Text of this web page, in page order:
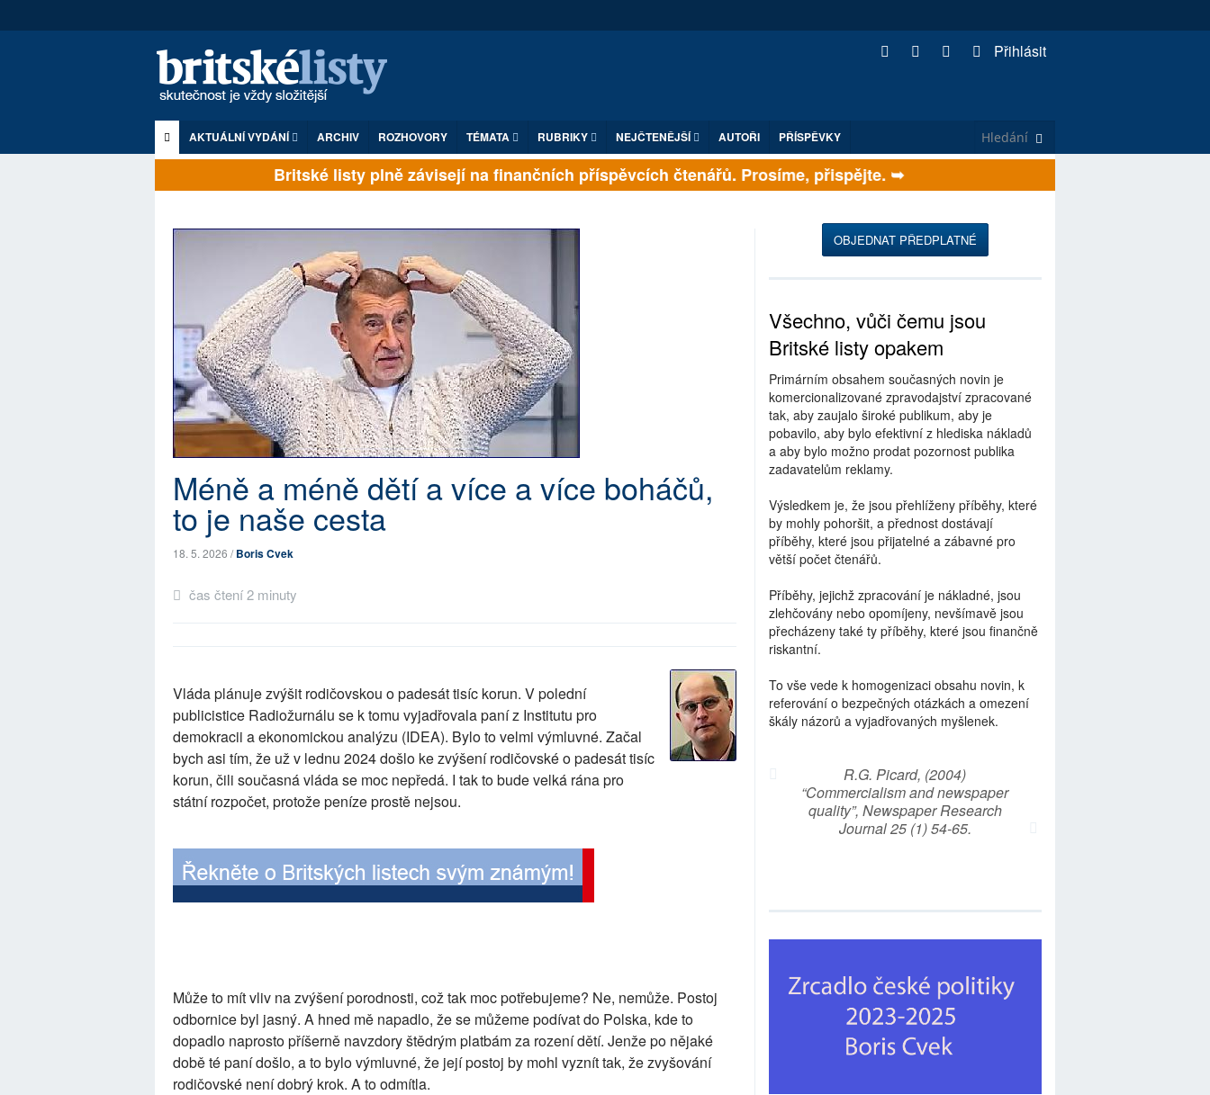
Přihlásit
AKTUÁLNÍ VYDÁNÍ ARCHIV ROZHOVORY TÉMATA RUBRIKY NEJČTENĚJŠÍ AUTOŘI PŘÍSPĚVKY
Britské listy plně závisejí na finančních příspěvcích čtenářů. Prosíme, přispějte. ➥
Méně a méně dětí a více a více boháčů,
to je naše cesta
18. 5. 2026 /Boris Cvek
čas čtení 2 minuty
Vláda plánuje zvýšit rodičovskou o padesát tisíc korun. V polední
publicistice Radiožurnálu se k tomu vyjadřovala paní z Institutu pro
demokracii a ekonomickou analýzu (IDEA). Bylo to velmi výmluvné. Začal
bych asi tím, že už v lednu 2024 došlo ke zvýšení rodičovské o padesát tisíc
korun, čili současná vláda se moc nepředá. I tak to bude velká rána pro
státní rozpočet, protože peníze prostě nejsou.
Může to mít vliv na zvýšení porodnosti, což tak moc potřebujeme? Ne, nemůže. Postoj
odbornice byl jasný. A hned mě napadlo, že se můžeme podívat do Polska, kde to
dopadlo naprosto příšerně navzdory štědrým platbám za rození dětí. Jenže po nějaké
době té paní došlo, a to bylo výmluvné, že její postoj by mohl vyznít tak, že zvyšování
rodičovské není dobrý krok. A to odmítla.
OBJEDNAT PŘEDPLATNÉ
Všechno, vůči čemu jsou
Britské listy opakem
Primárním obsahem současných novin je
komercionalizované zpravodajství zpracované
tak, aby zaujalo široké publikum, aby je
pobavilo, aby bylo efektivní z hlediska nákladů
a aby bylo možno prodat pozornost publika
zadavatelům reklamy.
Výsledkem je, že jsou přehlíženy příběhy, které
by mohly pohoršit, a přednost dostávají
příběhy, které jsou přijatelné a zábavné pro
větší počet čtenářů.
Příběhy, jejichž zpracování je nákladné, jsou
zlehčovány nebo opomíjeny, nevšímavě jsou
přecházeny také ty příběhy, které jsou finančně
riskantní.
To vše vede k homogenizaci obsahu novin, k
referování o bezpečných otázkách a omezení
škály názorů a vyjadřovaných myšlenek.
R.G. Picard, (2004)
“Commercialism and newspaper
quality”, Newspaper Research
Journal 25 (1) 54-65.